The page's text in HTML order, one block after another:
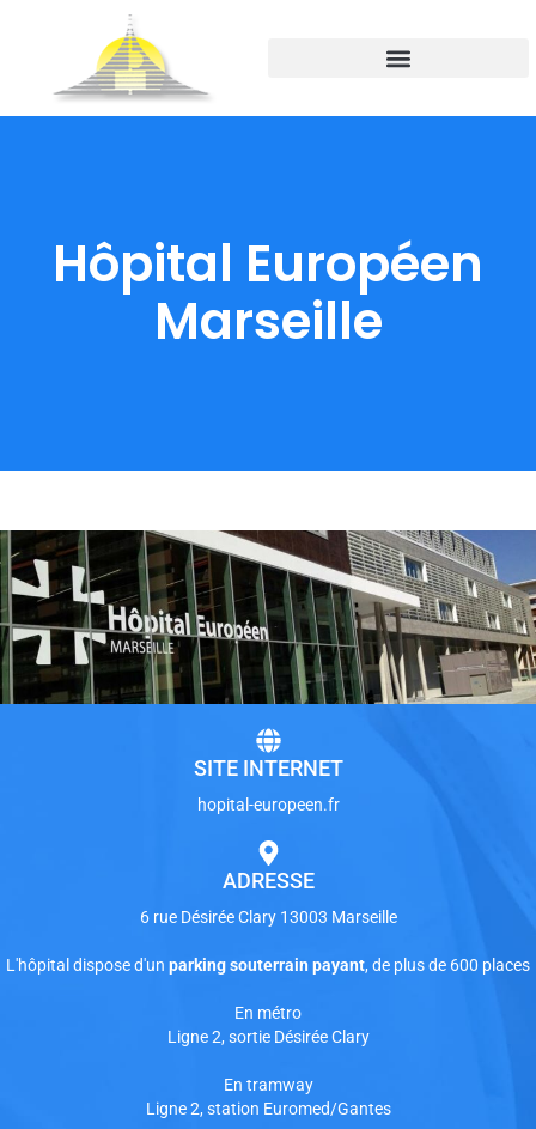
Hôpital Européen
Marseille
SITE INTERNET
hopital-europeen.fr
ADRESSE
6 rue Désirée Clary 13003 Marseille
L'hôpital dispose d'un parking souterrain payant, de plus de 600 places
En métro
Ligne 2, sortie Désirée Clary
En tramway
Ligne 2, station Euromed/Gantes